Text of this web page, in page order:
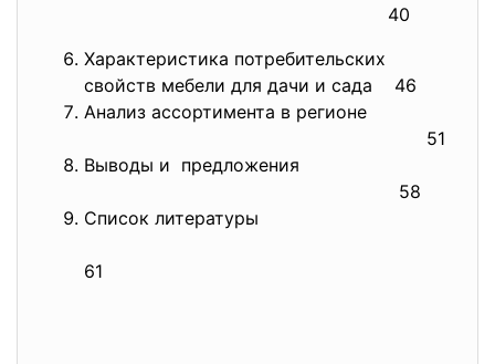
40
Характеристика потребительских
свойств мебели для дачи и сада 46
Анализ ассортимента в регионе
51
Выводы и предложения
58
Список литературы
61